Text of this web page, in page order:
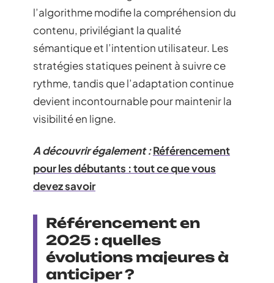
l’algorithme modifie la compréhension du
contenu, privilégiant la qualité
sémantique et l’intention utilisateur. Les
stratégies statiques peinent à suivre ce
rythme, tandis que l’adaptation continue
devient incontournable pour maintenir la
visibilité en ligne.
A découvrir également :Référencement
pour les débutants : tout ce que vous
devez savoir
Référencement en
2025 : quelles
évolutions majeures à
anticiper ?